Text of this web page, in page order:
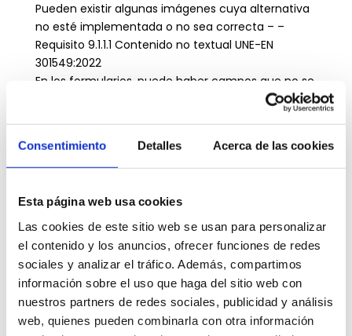
Consentimiento Detalles Acerca de las cookies
Esta página web usa cookies
Las cookies de este sitio web se usan para personalizar
el contenido y los anuncios, ofrecer funciones de redes
sociales y analizar el tráfico. Además, compartimos
información sobre el uso que haga del sitio web con
nuestros partners de redes sociales, publicidad y análisis
web, quienes pueden combinarla con otra información
Pueden existir algunas imágenes cuya alternativa
no esté implementada o no sea correcta – –
Requisito 9.1.1.1 Contenido no textual UNE-EN
301549:2022
En los formularios, puede haber campos que no se
hayan facilitado su rellenado a través de sistemas
Podrían existir fallos puntuales de edición en
alguna página web.
El contenido no entra dentro del ámbito de la
legislación aplicable.
Podrían existir archivos ofimáticos en PDF u otros
formatos publicados antes del 20 de septiembre
de 2018 que no cumplan en su totalidad todos los
requisitos de accesibilidad.
Puede haber contenidos de terceros que no estén